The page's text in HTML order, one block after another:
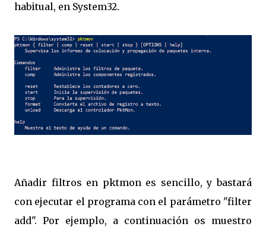
habitual, en System32.
Añadir filtros en pktmon es sencillo, y bastará
con ejecutar el programa con el parámetro "filter
add". Por ejemplo, a continuación os muestro